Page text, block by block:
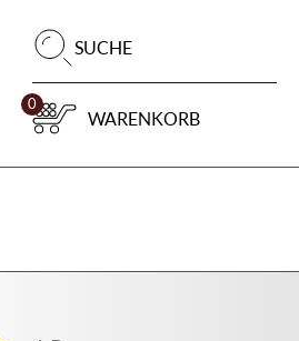
SUCHE
0
WARENKORB